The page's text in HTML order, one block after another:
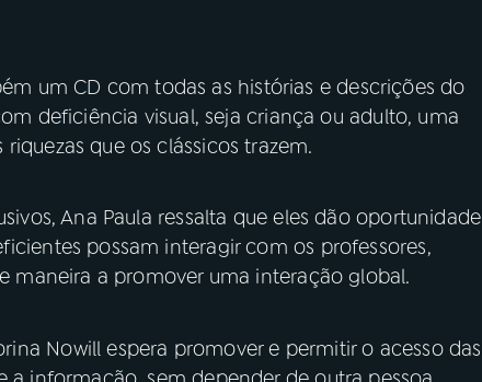
um CD com todas as histórias e descrições do
deficiência visual, seja criança ou adulto, uma
que os clássicos trazem.
Ana Paula ressalta que eles dão oportunidade
possam interagir com os professores,
maneira a promover uma interação global.
Nowill espera promover e permitir o acesso das